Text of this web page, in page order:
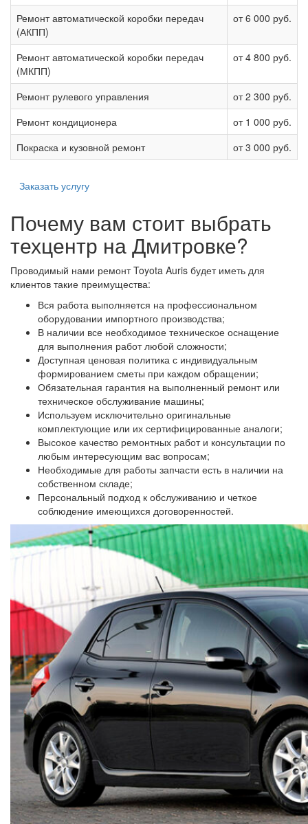
Ремонт автоматической коробки передач
(АКПП)
от 6 000 руб.
Ремонт автоматической коробки передач
(МКПП)
от 4 800 руб.
Ремонт рулевого управления
от 2 300 руб.
Ремонт кондиционера
от 1 000 руб.
Покраска и кузовной ремонт
от 3 000 руб.
Заказать услугу
Почему вам стоит выбрать
техцентр на Дмитровке?
Проводимый нами ремонт Toyota Auris будет иметь для
клиентов такие преимущества:
Вся работа выполняется на профессиональном
оборудовании импортного производства;
В наличии все необходимое техническое оснащение
для выполнения работ любой сложности;
Доступная ценовая политика с индивидуальным
формированием сметы при каждом обращении;
Обязательная гарантия на выполненный ремонт или
техническое обслуживание машины;
Используем исключительно оригинальные
комплектующие или их сертифицированные аналоги;
Высокое качество ремонтных работ и консультации по
любым интересующим вас вопросам;
Необходимые для работы запчасти есть в наличии на
собственном складе;
Персональный подход к обслуживанию и четкое
соблюдение имеющихся договоренностей.